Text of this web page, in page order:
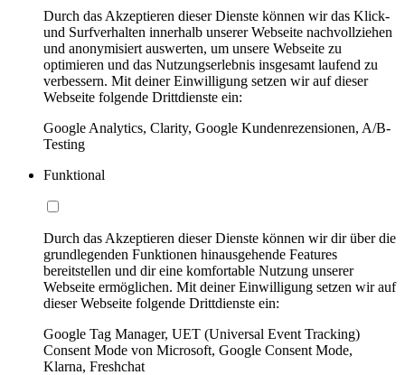
Durch das Akzeptieren dieser Dienste können wir das Klick-
und Surfverhalten innerhalb unserer Webseite nachvollziehen
und anonymisiert auswerten, um unsere Webseite zu
optimieren und das Nutzungserlebnis insgesamt laufend zu
verbessern. Mit deiner Einwilligung setzen wir auf dieser
Webseite folgende Drittdienste ein:
Google Analytics, Clarity, Google Kundenrezensionen, A/B-
Testing
Funktional
Durch das Akzeptieren dieser Dienste können wir dir über die
grundlegenden Funktionen hinausgehende Features
bereitstellen und dir eine komfortable Nutzung unserer
Webseite ermöglichen. Mit deiner Einwilligung setzen wir auf
dieser Webseite folgende Drittdienste ein:
Google Tag Manager, UET (Universal Event Tracking)
Consent Mode von Microsoft, Google Consent Mode,
Klarna, Freshchat